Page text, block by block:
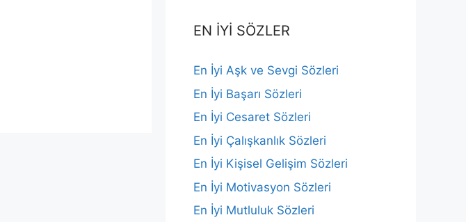
EN İYİ SÖZLER
En İyi Aşk ve Sevgi Sözleri
En İyi Başarı Sözleri
En İyi Cesaret Sözleri
En İyi Çalışkanlık Sözleri
En İyi Kişisel Gelişim Sözleri
En İyi Motivasyon Sözleri
En İyi Mutluluk Sözleri